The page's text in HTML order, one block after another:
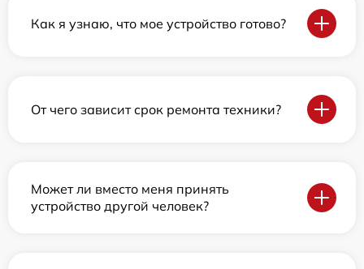
Как я узнаю, что мое устройство готово?
От чего зависит срок ремонта техники?
Может ли вместо меня принять
устройство другой человек?